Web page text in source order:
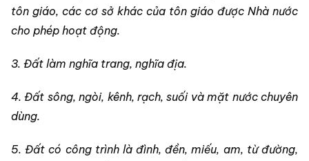
tôn giáo, các cơ sở khác của tôn giáo được Nhà nước
cho phép hoạt động.
3. Đất làm nghĩa trang, nghĩa địa.
4. Đất sông, ngòi, kênh, rạch, suối và mặt nước chuyên
dùng.
5. Đất có công trình là đình, đền, miếu, am, từ đường,